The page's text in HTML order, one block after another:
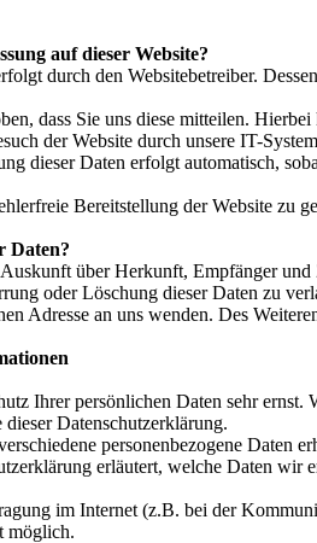
auf dieser Website?
durch den Websitebetreiber.
dass Sie uns diese mitteilen.
der Website durch unsere IT-
dieser Daten erfolgt automatisch,
Bereitstellung der Website zu
Daten?
über Herkunft, Empfänger
oder Löschung dieser Daten zu
Adresse an uns wenden. Des
Ihrer persönlichen Daten sehr
Datenschutzerklärung.
personenbezogene Daten
erläutert, welche Daten
im Internet (z.B. bei der
möglich.